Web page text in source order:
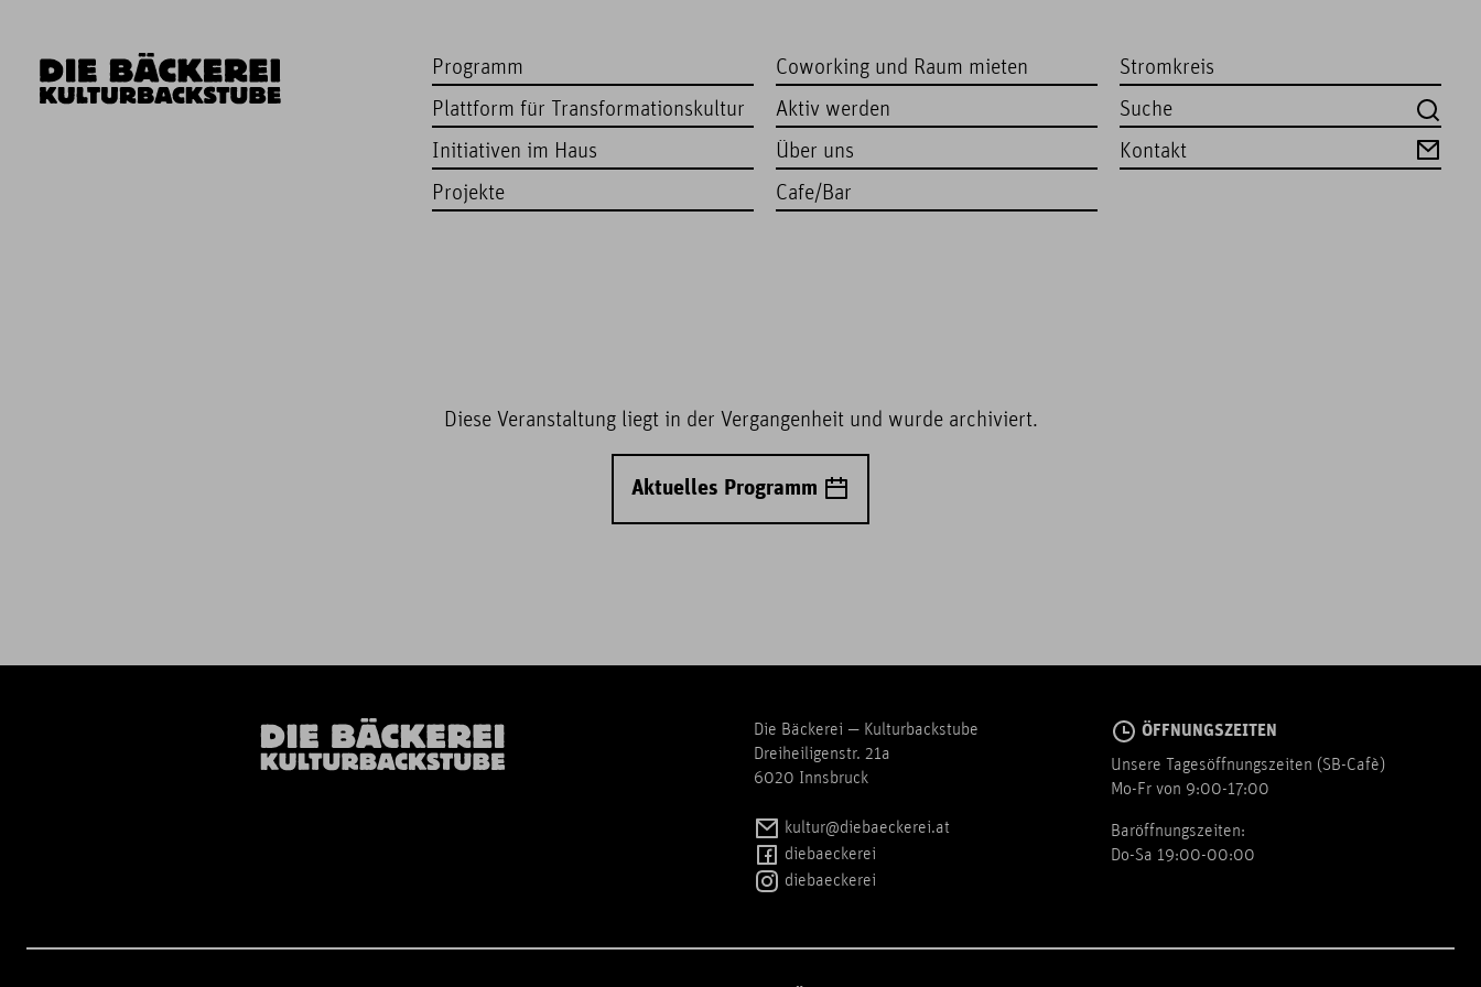
Programm
Plattform für Transformationskultur
Initiativen im Haus
Projekte
Coworking und Raum mieten
Aktiv werden
Über uns
Cafe/Bar
Stromkreis
Kontakt
Diese Veranstaltung liegt in der Vergangenheit und wurde archiviert.
Aktuelles Programm
Die Bäckerei — Kulturbackstube
Dreiheiligenstr. 21a
6020 Innsbruck
kultur@diebaeckerei.at
diebaeckerei
diebaeckerei
ÖFFNUNGSZEITEN
Unsere Tagesöffnungszeiten (SB-Cafè)
Mo-Fr von 9:00-17:00
Baröffnungszeiten:
Do-Sa 19:00-00:00